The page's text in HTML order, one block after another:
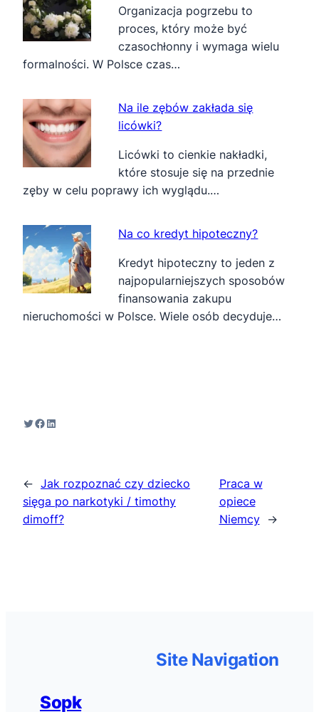
Organizacja pogrzebu to
proces, który może być
czasochłonny i wymaga wielu
formalności. W Polsce czas…
Na ile zębów zakłada się
licówki?
Licówki to cienkie nakładki,
które stosuje się na przednie
zęby w celu poprawy ich wyglądu.…
Na co kredyt hipoteczny?
Kredyt hipoteczny to jeden z
najpopularniejszych sposobów
finansowania zakupu
nieruchomości w Polsce. Wiele osób decyduje…
Twitter
Facebook
LinkedIn
← Jak rozpoznać czy dziecko
sięga po narkotyki / timothy
dimoff?
Praca w
opiece
Niemcy
→
Sopk
Site Navigation